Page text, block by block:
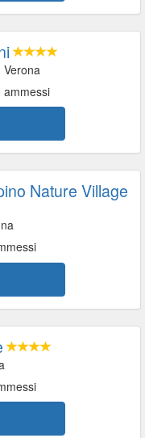
ammessi
Nature Village